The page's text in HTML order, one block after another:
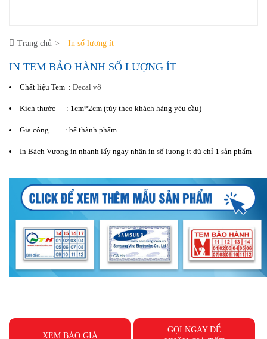
Trang chủ In số lượng ít
IN TEM BẢO HÀNH SỐ LƯỢNG ÍT
Chất liệu Tem : Decal vỡ
Kích thước : 1cm*2cm (tùy theo khách hàng yêu cầu)
Gia công : bế thành phẩm
In Bách Vượng in nhanh lấy ngay nhận in số lượng ít dù chỉ 1 sản phẩm
XEM BÁO GIÁ
GỌI NGAY ĐỂ